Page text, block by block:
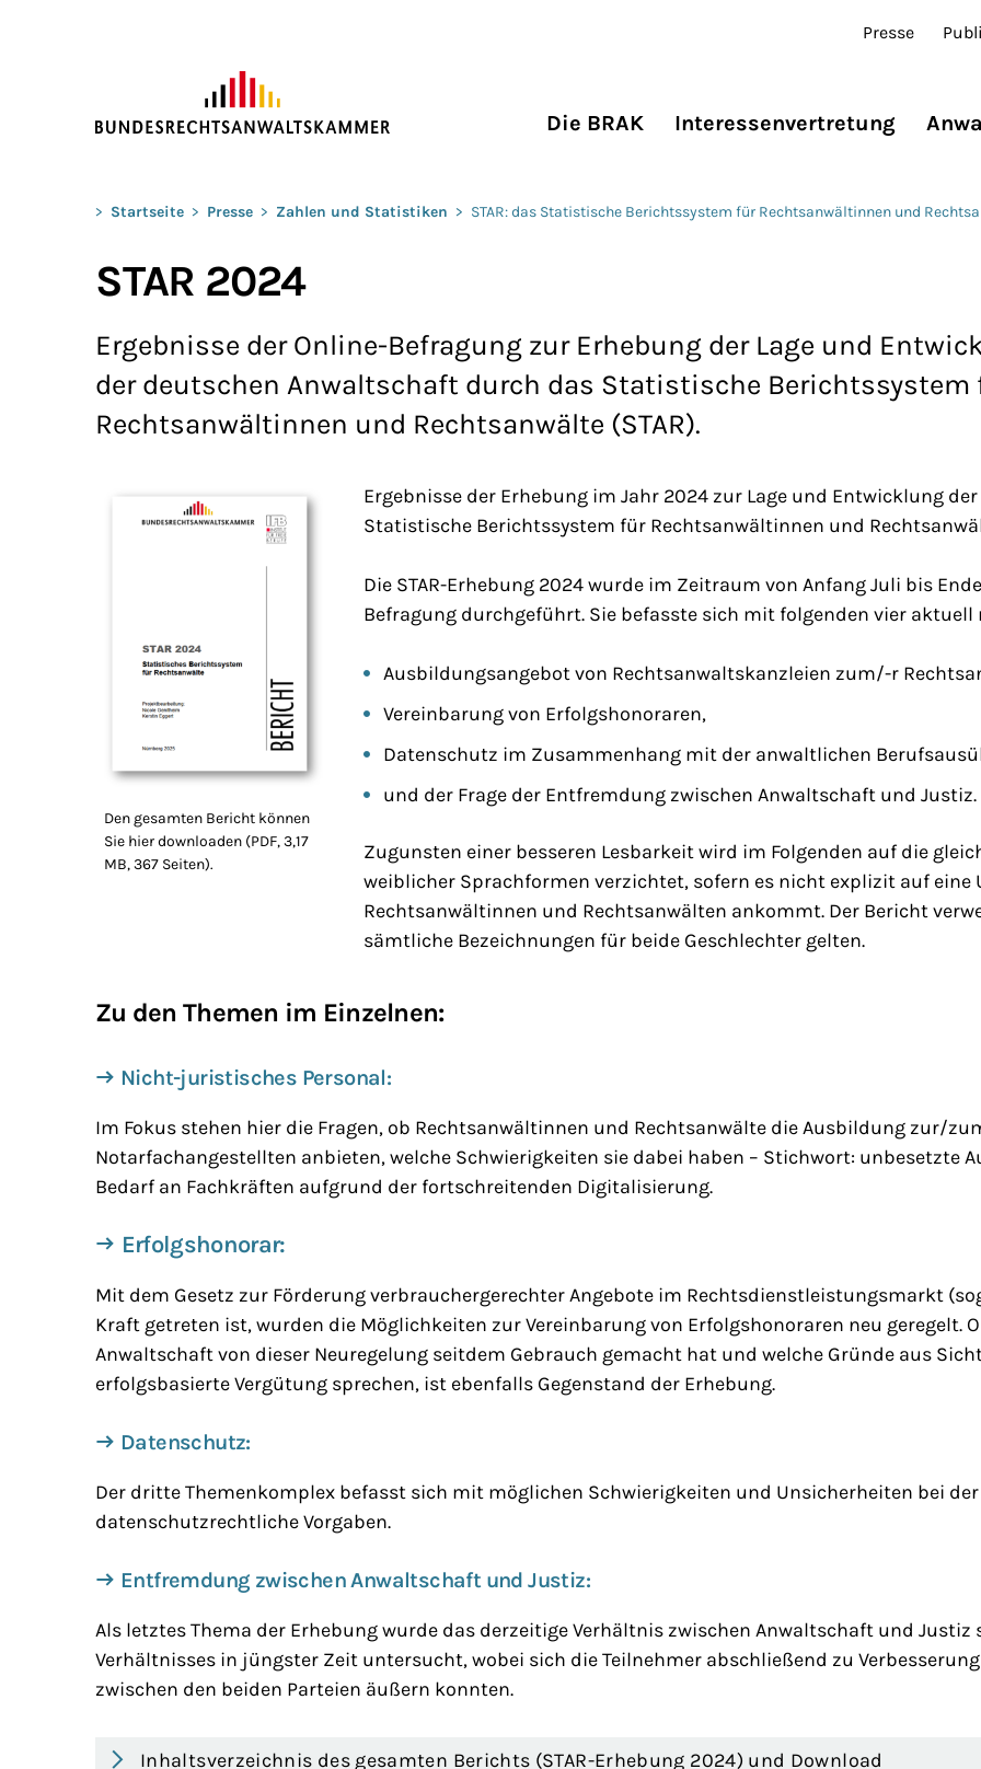
Presse
Die BRAK Interessenvertretung
Sie befinden sich hier:
> Startseite > Presse > Zahlen und Statistiken > STAR: das Statistische Berichtssystem für Rechtsanwältinnen und
STAR 2024
Ergebnisse der Online-Befragung zur Erhebung der Lage und
der deutschen Anwaltschaft durch das Statistische Berichtssystem
Rechtsanwältinnen und Rechtsanwälte (STAR).
Den gesamten Bericht können
Sie hier downloaden (PDF, 3,17
MB, 367 Seiten).
Ergebnisse der Erhebung im Jahr 2024 zur Lage und Entwicklung
Statistische Berichtssystem für Rechtsanwältinnen und
Die STAR-Erhebung 2024 wurde im Zeitraum von Anfang Juli bis
Befragung durchgeführt. Sie befasste sich mit folgenden vier aktuell
Ausbildungsangebot von Rechtsanwaltskanzleien zum/-r
Vereinbarung von Erfolgshonoraren,
Datenschutz im Zusammenhang mit der anwaltlichen
und der Frage der Entfremdung zwischen Anwaltschaft und Justiz.
Zugunsten einer besseren Lesbarkeit wird im Folgenden auf die
weiblicher Sprachformen verzichtet, sofern es nicht explizit auf eine
Rechtsanwältinnen und Rechtsanwälten ankommt. Der Bericht
sämtliche Bezeichnungen für beide Geschlechter gelten.
Zu den Themen im Einzelnen:
Nicht-juristisches Personal:
Im Fokus stehen hier die Fragen, ob Rechtsanwältinnen und Rechtsanwälte die Ausbildung zur/
Notarfachangestellten anbieten, welche Schwierigkeiten sie dabei haben – Stichwort: unbesetzte
Bedarf an Fachkräften aufgrund der fortschreitenden Digitalisierung.
Erfolgshonorar:
Mit dem Gesetz zur Förderung verbrauchergerechter Angebote im Rechtsdienstleistungsmarkt (sog.
Kraft getreten ist, wurden die Möglichkeiten zur Vereinbarung von Erfolgshonoraren neu geregelt.
Anwaltschaft von dieser Neuregelung seitdem Gebrauch gemacht hat und welche Gründe aus
erfolgsbasierte Vergütung sprechen, ist ebenfalls Gegenstand der Erhebung.
Datenschutz:
Der dritte Themenkomplex befasst sich mit möglichen Schwierigkeiten und Unsicherheiten bei
datenschutzrechtliche Vorgaben.
Entfremdung zwischen Anwaltschaft und Justiz:
Als letztes Thema der Erhebung wurde das derzeitige Verhältnis zwischen Anwaltschaft und Justiz
Verhältnisses in jüngster Zeit untersucht, wobei sich die Teilnehmer abschließend zu
zwischen den beiden Parteien äußern konnten.
Inhaltsverzeichnis des gesamten Berichts (STAR-Erhebung 2024) und Download